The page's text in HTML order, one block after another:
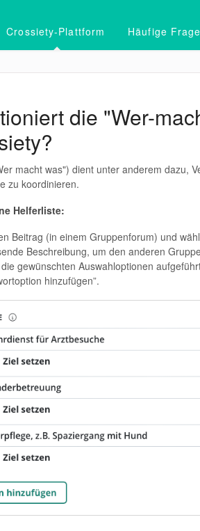
Crossiety-Plattform Häufige
die "Wer-
macht was") dient unter anderem dazu,
zu koordinieren.
Helferliste:
Beitrag (in einem Gruppenforum) und
Beschreibung, um den anderen
die gewünschten Auswahloptionen
hinzufügen”.